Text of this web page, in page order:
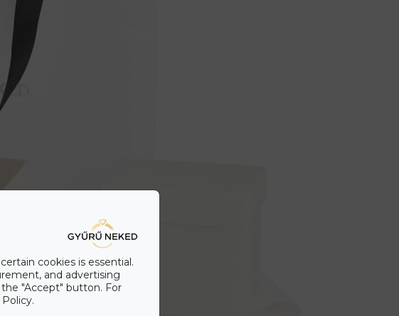
cookies is essential.
and advertising
"Accept" button. For